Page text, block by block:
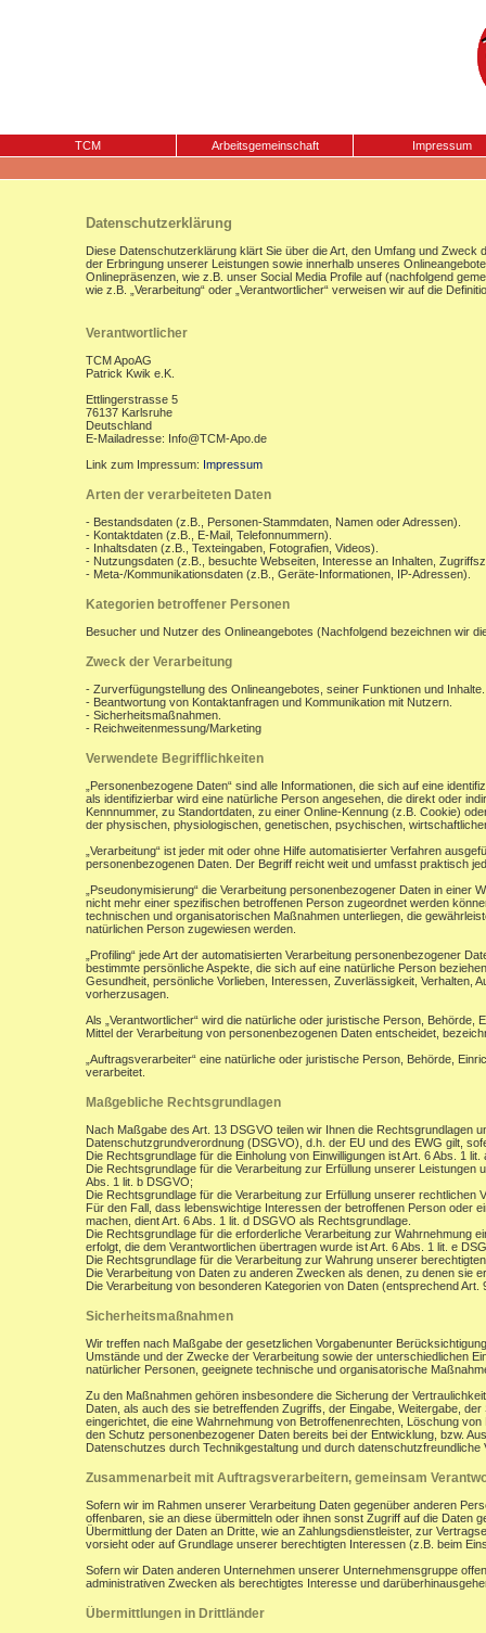
TCM Arbeitsgemeinschaft Impressum
Datenschutzerklärung
Diese Datenschutzerklärung klärt Sie über die Art, den Umfang und
der Erbringung unserer Leistungen sowie innerhalb unseres
Onlinepräsenzen, wie z.B. unser Social Media Profile auf (nachfolgend
wie z.B. „Verarbeitung“ oder „Verantwortlicher“ verweisen wir auf die
Verantwortlicher
TCM ApoAG
Patrick Kwik e.K.
Ettlingerstrasse 5
76137 Karlsruhe
Deutschland
E-Mailadresse: Info@TCM-Apo.de
Link zum Impressum: Impressum
Arten der verarbeiteten Daten
- Bestandsdaten (z.B., Personen-Stammdaten, Namen oder Adressen).
- Kontaktdaten (z.B., E-Mail, Telefonnummern).
- Inhaltsdaten (z.B., Texteingaben, Fotografien, Videos).
- Nutzungsdaten (z.B., besuchte Webseiten, Interesse an Inhalten,
- Meta-/Kommunikationsdaten (z.B., Geräte-Informationen, IP-Adressen).
Kategorien betroffener Personen
Besucher und Nutzer des Onlineangebotes (Nachfolgend bezeichnen wir
Zweck der Verarbeitung
- Zurverfügungstellung des Onlineangebotes, seiner Funktionen und Inhalte.
- Beantwortung von Kontaktanfragen und Kommunikation mit Nutzern.
- Sicherheitsmaßnahmen.
- Reichweitenmessung/Marketing
Verwendete Begrifflichkeiten
„Personenbezogene Daten“ sind alle Informationen, die sich auf eine
als identifizierbar wird eine natürliche Person angesehen, die direkt oder
Kennnummer, zu Standortdaten, zu einer Online-Kennung (z.B. Cookie)
der physischen, physiologischen, genetischen, psychischen,
„Verarbeitung“ ist jeder mit oder ohne Hilfe automatisierter Verfahren
personenbezogenen Daten. Der Begriff reicht weit und umfasst praktisch
„Pseudonymisierung“ die Verarbeitung personenbezogener Daten in
nicht mehr einer spezifischen betroffenen Person zugeordnet werden
technischen und organisatorischen Maßnahmen unterliegen, die
natürlichen Person zugewiesen werden.
„Profiling“ jede Art der automatisierten Verarbeitung personenbezogener
bestimmte persönliche Aspekte, die sich auf eine natürliche Person
Gesundheit, persönliche Vorlieben, Interessen, Zuverlässigkeit, Verhalten,
vorherzusagen.
Als „Verantwortlicher“ wird die natürliche oder juristische Person,
Mittel der Verarbeitung von personenbezogenen Daten entscheidet,
„Auftragsverarbeiter“ eine natürliche oder juristische Person, Behörde,
verarbeitet.
Maßgebliche Rechtsgrundlagen
Nach Maßgabe des Art. 13 DSGVO teilen wir Ihnen die
Datenschutzgrundverordnung (DSGVO), d.h. der EU und des EWG gilt,
Die Rechtsgrundlage für die Einholung von Einwilligungen ist Art. 6 Abs. 1
Die Rechtsgrundlage für die Verarbeitung zur Erfüllung unserer
Abs. 1 lit. b DSGVO;
Die Rechtsgrundlage für die Verarbeitung zur Erfüllung unserer rechtlichen
Für den Fall, dass lebenswichtige Interessen der betroffenen Person oder
machen, dient Art. 6 Abs. 1 lit. d DSGVO als Rechtsgrundlage.
Die Rechtsgrundlage für die erforderliche Verarbeitung zur Wahrnehmung
erfolgt, die dem Verantwortlichen übertragen wurde ist Art. 6 Abs. 1 lit. e
Die Rechtsgrundlage für die Verarbeitung zur Wahrung unserer
Die Verarbeitung von Daten zu anderen Zwecken als denen, zu denen sie
Die Verarbeitung von besonderen Kategorien von Daten (entsprechend
Sicherheitsmaßnahmen
Wir treffen nach Maßgabe der gesetzlichen Vorgabenunter
Umstände und der Zwecke der Verarbeitung sowie der unterschiedlichen
natürlicher Personen, geeignete technische und organisatorische
Zu den Maßnahmen gehören insbesondere die Sicherung der
Daten, als auch des sie betreffenden Zugriffs, der Eingabe, Weitergabe,
eingerichtet, die eine Wahrnehmung von Betroffenenrechten, Löschung
den Schutz personenbezogener Daten bereits bei der Entwicklung, bzw.
Datenschutzes durch Technikgestaltung und durch datenschutzfreundliche
Zusammenarbeit mit Auftragsverarbeitern, gemeinsam
Sofern wir im Rahmen unserer Verarbeitung Daten gegenüber anderen
offenbaren, sie an diese übermitteln oder ihnen sonst Zugriff auf die Daten
Übermittlung der Daten an Dritte, wie an Zahlungsdienstleister, zur
vorsieht oder auf Grundlage unserer berechtigten Interessen (z.B. beim
Sofern wir Daten anderen Unternehmen unserer Unternehmensgruppe
administrativen Zwecken als berechtigtes Interesse und
Übermittlungen in Drittländer